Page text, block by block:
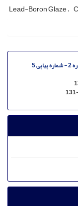
Lead-Boron Glaze